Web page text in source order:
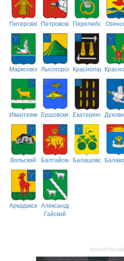
Питерский ПетровскийПерелюбский
МарксовскийЛысогорский
ИвантеевскийЕршовский Екатериновский
Вольский БалтайскийБалашовский
АркадакскийАлександрово-
Гайский